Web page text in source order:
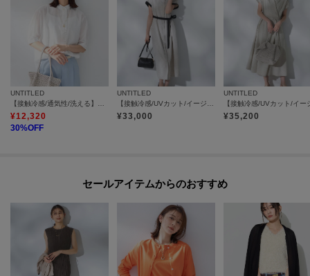
UNTITLED
¥12,320
30%OFF
UNTITLED
¥33,000
UNTITLED
¥35,200
セールアイテムからのおすすめ